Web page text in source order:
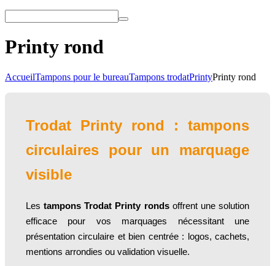
Printy rond
AccueilTampons pour le bureauTampons trodatPrintyPrinty rond
Trodat Printy rond : tampons
circulaires pour un marquage
visible
Lestampons Trodat Printy rondsoffrent une solution
efficace pour vos marquages nécessitant une
présentation circulaire et bien centrée : logos, cachets,
mentions arrondies ou validation visuelle.